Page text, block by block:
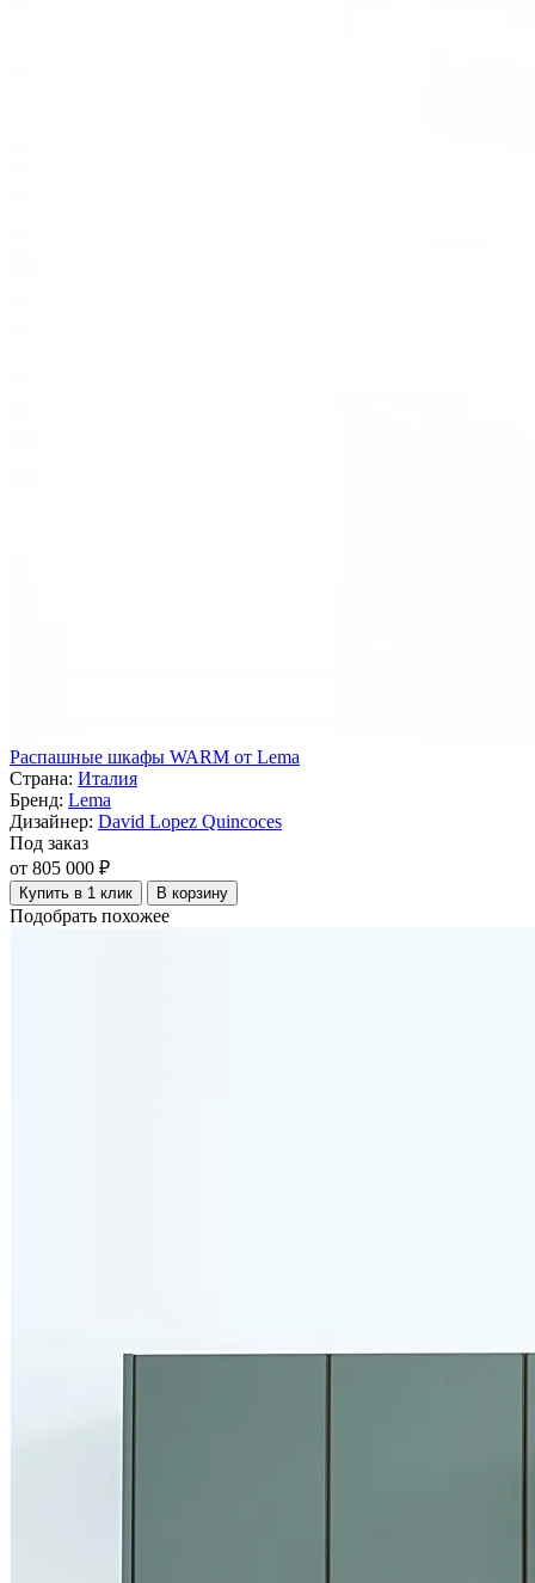
Распашные шкафы WARM от Lema
Страна: Италия
Бренд: Lema
Дизайнер: David Lopez Quincoces
Под заказ
от 805 000 ₽
Купить в 1 клик В корзину
Подобрать похожее